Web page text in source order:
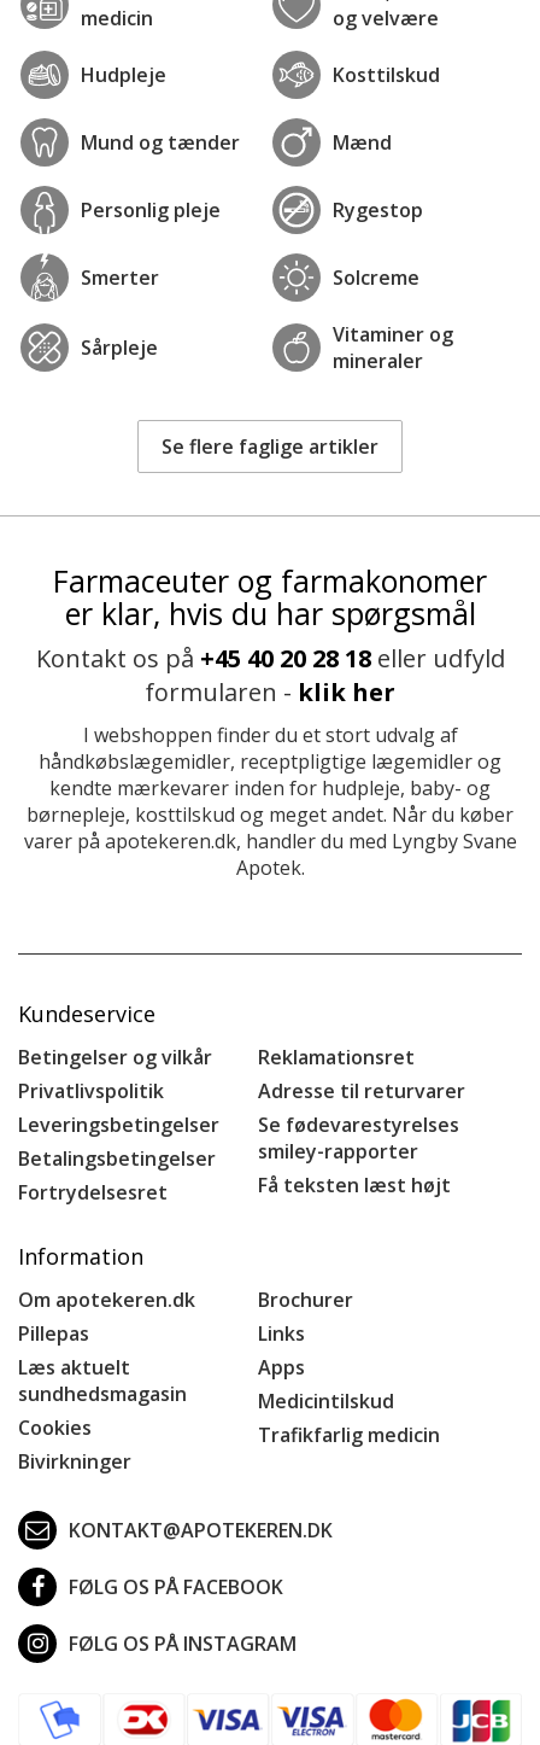
medicin
og velvære
Hudpleje Kosttilskud
Mund og tænder Mænd
Personlig pleje Rygestop
Smerter Solcreme
Sårpleje
Vitaminer og
mineraler
Se flere faglige artikler
Farmaceuter og farmakonomer
er klar, hvis du har spørgsmål
Kontakt os på +45 40 20 28 18eller udfyld
formularen - klik her
I webshoppen finder du et stort udvalg af
håndkøbslægemidler, receptpligtige lægemidler og
kendte mærkevarer inden for hudpleje, baby- og
børnepleje, kosttilskud og meget andet. Når du køber
varer på apotekeren.dk, handler du med Lyngby Svane
Apotek.
Kundeservice
Betingelser og vilkår
Privatlivspolitik
Leveringsbetingelser
Betalingsbetingelser
Fortrydelsesret
Reklamationsret
Adresse til returvarer
Se fødevarestyrelses
smiley-rapporter
Få teksten læst højt
Information
Om apotekeren.dk
Pillepas
Læs aktuelt
sundhedsmagasin
Cookies
Bivirkninger
Brochurer
Links
Apps
Medicintilskud
Trafikfarlig medicin
KONTAKT@APOTEKEREN.DK
FØLG OS PÅ FACEBOOK
FØLG OS PÅ INSTAGRAM